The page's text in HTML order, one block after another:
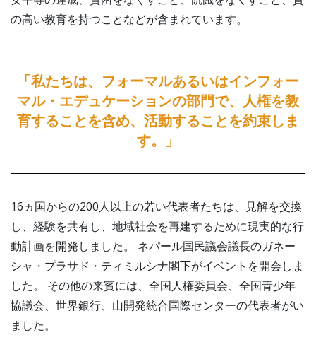
の高い教育を持つことなどが含まれています。
「私たちは、フォーマルあるいはインフォー
マル・エデュケーションの部門で、人権を教
育することを含め、活動することを約束しま
す。」
16ヵ国からの200人以上の若い代表者たちは、見解を交換
し、経験を共有し、地域社会を再建するために現実的な行
動計画を開発しました。 ネパール国民議会議長のガネー
シャ・プラサド・ティミルシナ閣下がイベントを開会しま
した。 その他の来賓には、全国人権委員会、全国青少年
協議会、世界銀行、山開発統合国際センターの代表者がい
ました。